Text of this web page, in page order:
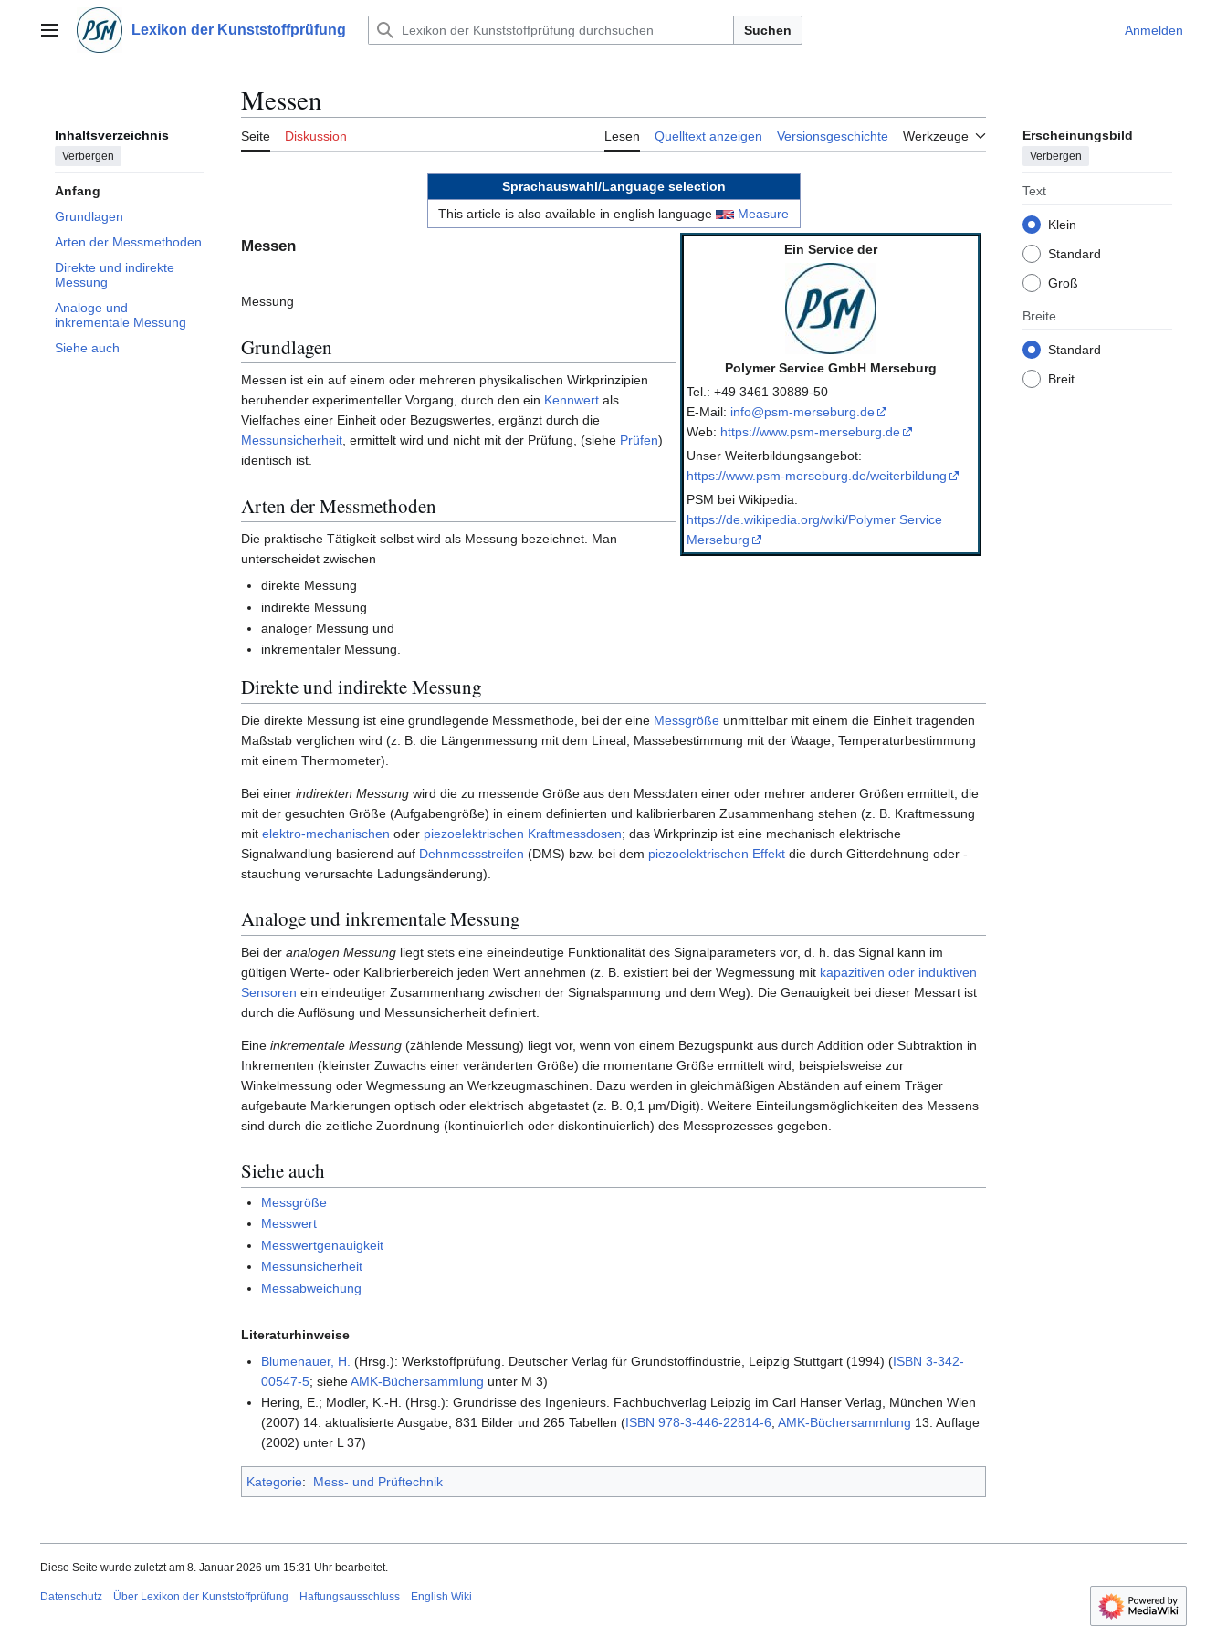
springenHauptmenü Lexikon der Kunststoffprüfung Suchen Anmelden
Inhaltsverzeichnis
Verbergen
Anfang
Grundlagen
Arten der Messmethoden
Direkte und indirekte
Messung
Analoge und
inkrementale Messung
Siehe auch
Messen
Seite Diskussion Lesen Quelltext anzeigen Versionsgeschichte Werkzeuge Erscheinungsbild
Verbergen
Text
Klein
Standard
Groß
Breite
Standard
Breit
Sprachauswahl/Language selection
This article is also available in english language
Measure
Ein Service der
Polymer Service GmbH Merseburg
Tel.: +49 3461 30889-50
E-Mail: info@psm-merseburg.de
Web: https://www.psm-merseburg.de
Unser Weiterbildungsangebot:
https://www.psm-merseburg.de/weiterbildung
PSM bei Wikipedia:
https://de.wikipedia.org/wiki/Polymer Service
Merseburg
Messen
Messung
Grundlagen
Messen ist ein auf einem oder mehreren physikalischen Wirkprinzipien
beruhender experimenteller Vorgang, durch den ein Kennwert als
Vielfaches einer Einheit oder Bezugswertes, ergänzt durch die
Messunsicherheit , ermittelt wird und nicht mit der Prüfung, (siehe Prüfen)
identisch ist.
Arten der Messmethoden
Die praktische Tätigkeit selbst wird als Messung bezeichnet. Man
unterscheidet zwischen
direkte Messung
indirekte Messung
analoger Messung und
inkrementaler Messung.
Direkte und indirekte Messung
Die direkte Messung ist eine grundlegende Messmethode, bei der eine Messgröße unmittelbar mit einem die Einheit tragenden
Maßstab verglichen wird (z. B. die Längenmessung mit dem Lineal, Massebestimmung mit der Waage, Temperaturbestimmung
mit einem Thermometer).
Bei einer indirekten Messung wird die zu messende Größe aus den Messdaten einer oder mehrer anderer Größen ermittelt, die
mit der gesuchten Größe (Aufgabengröße) in einem definierten und kalibrierbaren Zusammenhang stehen (z. B. Kraftmessung
mit elektro-mechanischen oder piezoelektrischen Kraftmessdosen; das Wirkprinzip ist eine mechanisch elektrische
Signalwandlung basierend auf Dehnmessstreifen (DMS) bzw. bei dem piezoelektrischen Effekt die durch Gitterdehnung oder -
stauchung verursachte Ladungsänderung).
Analoge und inkrementale Messung
Bei der analogen Messung liegt stets eine eineindeutige Funktionalität des Signalparameters vor, d. h. das Signal kann im
gültigen Werte- oder Kalibrierbereich jeden Wert annehmen (z. B. existiert bei der Wegmessung mit kapazitiven oder induktiven
Sensoren ein eindeutiger Zusammenhang zwischen der Signalspannung und dem Weg). Die Genauigkeit bei dieser Messart ist
durch die Auflösung und Messunsicherheit definiert.
Eine inkrementale Messung (zählende Messung) liegt vor, wenn von einem Bezugspunkt aus durch Addition oder Subtraktion in
Inkrementen (kleinster Zuwachs einer veränderten Größe) die momentane Größe ermittelt wird, beispielsweise zur
Winkelmessung oder Wegmessung an Werkzeugmaschinen. Dazu werden in gleichmäßigen Abständen auf einem Träger
aufgebaute Markierungen optisch oder elektrisch abgetastet (z. B. 0,1 µm/Digit). Weitere Einteilungsmöglichkeiten des Messens
sind durch die zeitliche Zuordnung (kontinuierlich oder diskontinuierlich) des Messprozesses gegeben.
Siehe auch
Messgröße
Messwert
Messwertgenauigkeit
Messunsicherheit
Messabweichung
Literaturhinweise
Blumenauer, H. (Hrsg.): Werkstoffprüfung. Deutscher Verlag für Grundstoffindustrie, Leipzig Stuttgart (1994) (ISBN 3-342-
00547-5; sieheAMK-Büchersammlung unter M 3)
Hering, E.; Modler, K.-H. (Hrsg.): Grundrisse des Ingenieurs. Fachbuchverlag Leipzig im Carl Hanser Verlag, München Wien
(2007) 14. aktualisierte Ausgabe, 831 Bilder und 265 Tabellen (ISBN 978-3-446-22814-6;AMK-Büchersammlung 13. Auflage
(2002) unter L 37)
Kategorie: Mess- und Prüftechnik
Diese Seite wurde zuletzt am 8. Januar 2026 um 15:31 Uhr bearbeitet.
Datenschutz Über Lexikon der Kunststoffprüfung Haftungsausschluss English Wiki